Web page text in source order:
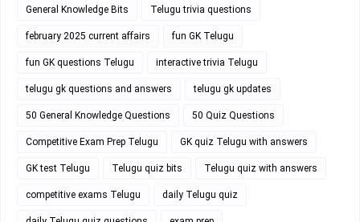
General Knowledge Bits Telugu trivia questions
february 2025 current affairs fun GK Telugu
fun GK questions Telugu interactive trivia Telugu
telugu gk questions and answers telugu gk updates
50 General Knowledge Questions 50 Quiz Questions
Competitive Exam Prep Telugu GK quiz Telugu with answers
GK test Telugu Telugu quiz bits Telugu quiz with answers
competitive exams Telugu daily Telugu quiz